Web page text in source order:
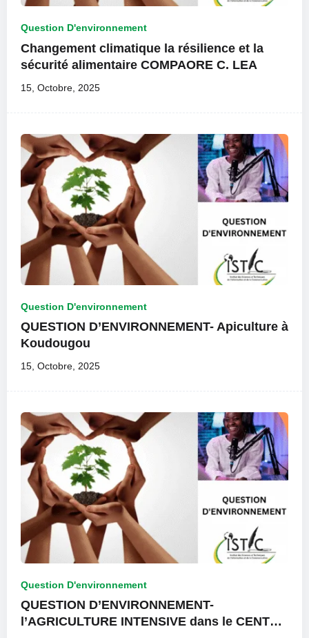
Question D'environnement
Changement climatique la résilience et la
sécurité alimentaire COMPAORE C. LEA
15, Octobre, 2025
Question D'environnement
QUESTION D’ENVIRONNEMENT- Apiculture à
Koudougou
15, Octobre, 2025
Question D'environnement
QUESTION D’ENVIRONNEMENT-
l’AGRICULTURE INTENSIVE dans le CENTRE